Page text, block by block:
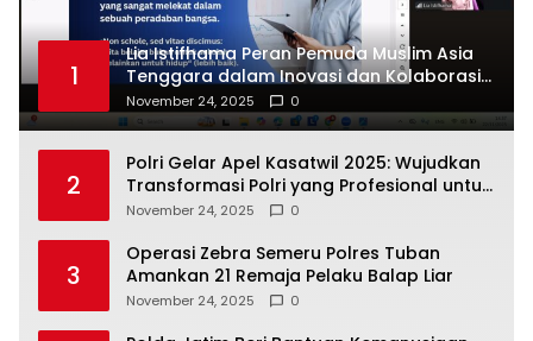
1
Lia Istifhama Peran Pemuda Muslim Asia
Tenggara dalam Inovasi dan Kolaborasi
Internasional
November 24, 2025 0
2
Polri Gelar Apel Kasatwil 2025: Wujudkan
Transformasi Polri yang Profesional untuk
Masyarakat
November 24, 2025 0
3
Operasi Zebra Semeru Polres Tuban
Amankan 21 Remaja Pelaku Balap Liar
November 24, 2025 0